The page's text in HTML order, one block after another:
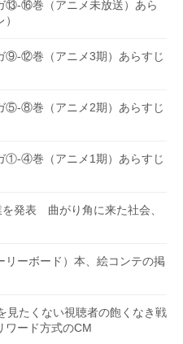
⑬-⑯巻（アニメ未放送）あら
⑨-⑫巻（アニメ3期）あらすじ
⑤-⑧巻（アニメ2期）あらすじ
①-④巻（アニメ1期）あらすじ
発表 曲がり角に来た社会、
ーボード）本、絵コンテの掲
見たくない視聴者の飽くなき戦
ード方式のCM